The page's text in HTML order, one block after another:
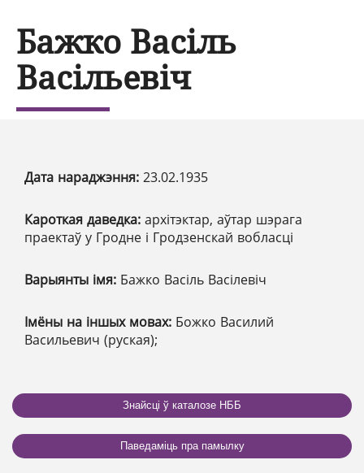
Бажко Васіль
Васільевіч
Дата нараджэння: 23.02.1935
Кароткая даведка: архітэктар, аўтар шэрага
праектаў у Гродне і Гродзенскай вобласці
Варыянты імя: Бажко Васіль Васілевіч
Імёны на іншых мовах: Божко Василий
Васильевич (руская);
Знайсці ў каталозе НББ
Паведаміць пра памылку